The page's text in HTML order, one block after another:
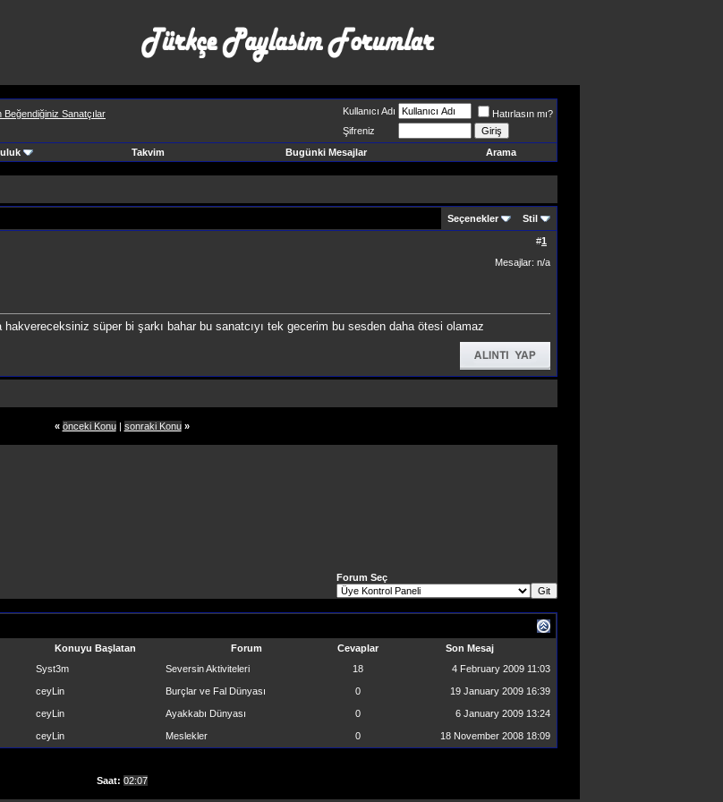
Beğendiğiniz Sanatçılar Kullanıcı Adı
Hatırlasın mı?
Şifreniz
Takvim Bugünki Mesajlar Arama
Seçenekler Stil
#1
Mesajlar: n/a
hakvereceksiniz süper bi şarkı bahar bu sanatcıyı tek gecerim bu sesden daha ötesi olamaz
« önceki Konu| sonraki Konu »
Forum Seç
Konuyu Başlatan Forum Cevaplar
Son Mesaj
Syst3m Seversin Aktiviteleri 18 4 February 2009 11:03
ceyLin Burçlar ve Fal Dünyası 0 19 January 2009 16:39
ceyLin Ayakkabı Dünyası 0 6 January 2009 13:24
ceyLin Meslekler 0 18 November 2008 18:09
Saat: 02:07